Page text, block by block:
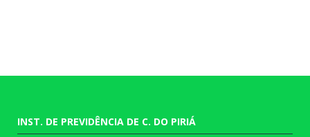
INST. DE PREVIDÊNCIA DE C. DO PIRIÁ